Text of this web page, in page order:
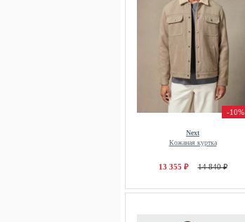
-10%
Next
Кожаная куртка
13 355 ₽ 14 840 ₽